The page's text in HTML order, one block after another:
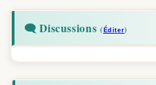
🗨️ Discussions ( Éditer)